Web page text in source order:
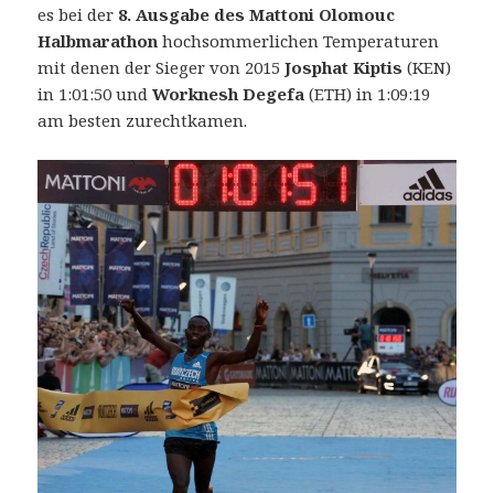
es bei der 8. Ausgabe des Mattoni Olomouc
Halbmarathon hochsommerlichen Temperaturen
mit denen der Sieger von 2015 Josphat Kiptis (KEN)
in 1:01:50 und Worknesh Degefa (ETH) in 1:09:19
am besten zurechtkamen.